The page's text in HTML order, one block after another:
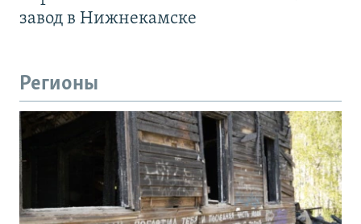
завод в Нижнекамске
Регионы